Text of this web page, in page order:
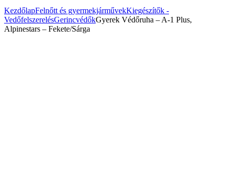
KezdőlapFelnőtt és gyermekjárművekKiegészítők -
VedőfelszerelésGerincvédőkGyerek Védőruha – A-1 Plus,
Alpinestars – Fekete/Sárga